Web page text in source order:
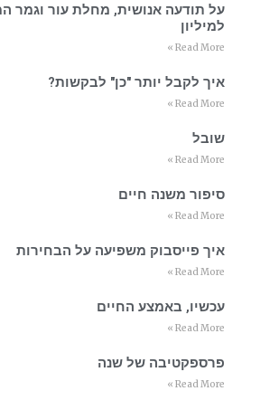
על תודעה אנושית, מחלת עור וגמר
למיליון
Read More »
איך לקבל יותר "כן" לבקשות?
Read More »
שובל
Read More »
סיפור משנה חיים
Read More »
איך פייסבוק משפיעה על הבחירות
Read More »
עכשיו, באמצע החיים
Read More »
פרספקטיבה של שנה
Read More »